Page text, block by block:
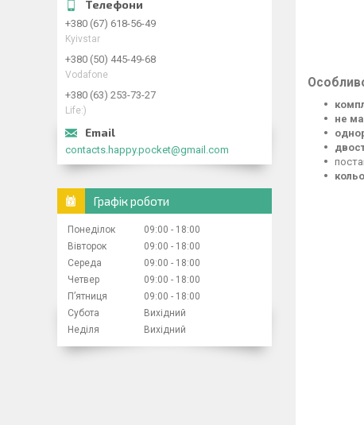
не
+380 (67) 618-56-49
Kyivstar
+380 (50) 445-49-68
Vodafone
+380 (63) 253-73-27
Life:)
contacts.happy.pocket@gmail.com
Графік роботи
Понеділок 09:00
18:00
Вівторок
09:00
18:00
Середа
09:00
18:00
Четвер
09:00
18:00
Пʼятниця
09:00
18:00
Субота
Вихідний
Неділя
Вихідний